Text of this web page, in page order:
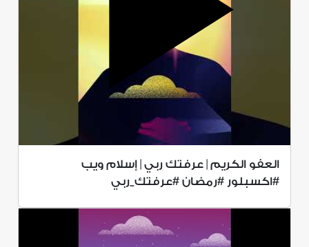
العفو الكريم | عرفتك ربي | إسلام ويب
#اكسبلور #رمضان #عرفتك_ربي